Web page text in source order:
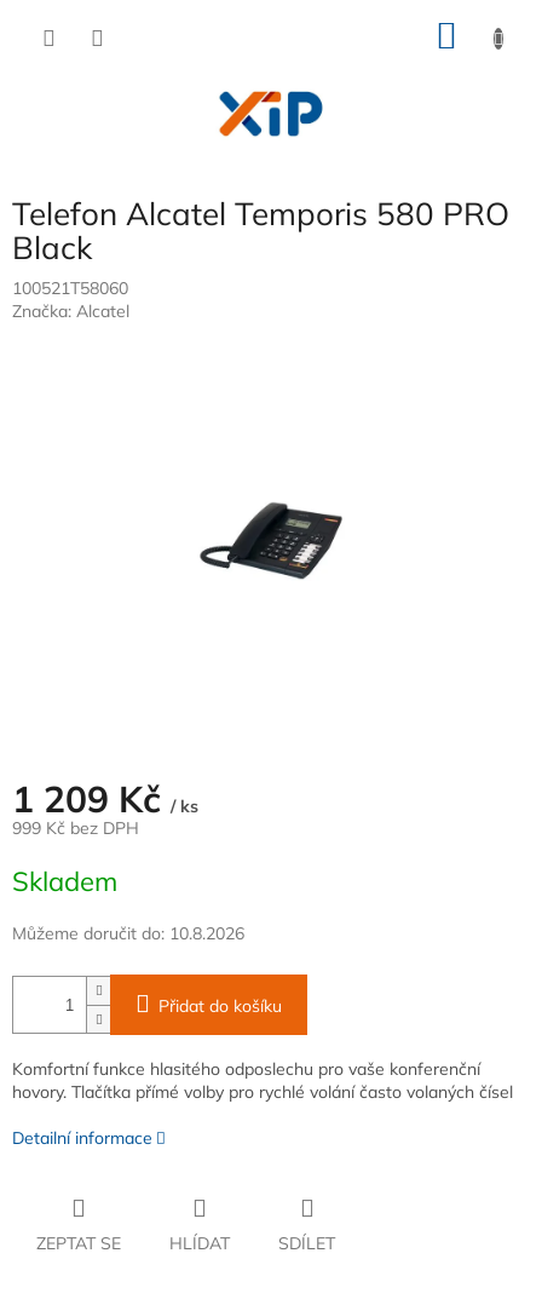
Telefon Alcatel Temporis 580 PRO
Black
100521T58060
Značka: Alcatel
1 209 Kč / ks
999 Kč bez DPH
cena:
Skladem
Můžeme doručit do: 10.8.2026
Přidat do košíku
Komfortní funkce hlasitého odposlechu pro vaše konferenční
hovory. Tlačítka přímé volby pro rychlé volání často volaných čísel
Detailní informace
ZEPTAT SE HLÍDAT SDÍLET